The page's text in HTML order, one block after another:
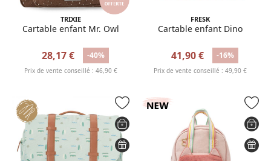
TRIXIE
Cartable enfant Mr. Owl
28,17 € -40%
Prix de vente conseillé : 46,90 €
FRESK
Cartable enfant Dino
41,90 € -16%
Prix de vente conseillé : 49,90 €